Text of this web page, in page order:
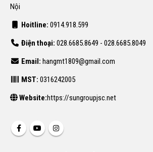
Nội
Hoitline: 0914.918.599
Điện thoại: 028.6685.8649 - 028.6685.8049
Email: hangmt1809@gmail.com
MST: 0316242005
Website:https://sungroupjsc.net